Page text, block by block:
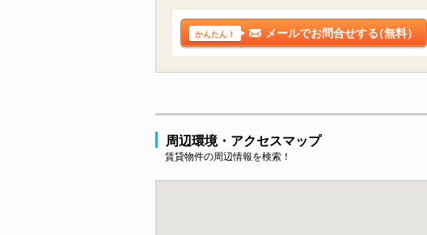
かんたん！ メールでお問合せする（無料）
周辺環境・アクセスマップ
賃貸物件の周辺情報を検索！